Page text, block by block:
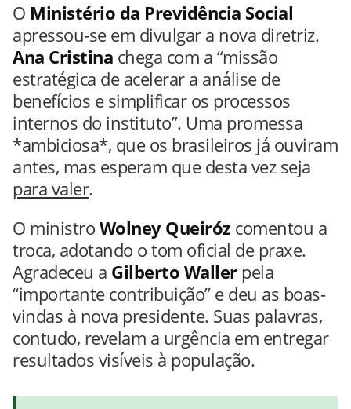
O Ministério da Previdência Social
apressou-se em divulgar a nova diretriz.
Ana Cristina chega com a “missão
estratégica de acelerar a análise de
benefícios e simplificar os processos
internos do instituto”. Uma promessa
*ambiciosa*, que os brasileiros já ouviram
antes, mas esperam que desta vez seja
para valer.
O ministro Wolney Queiróz comentou a
troca, adotando o tom oficial de praxe.
Agradeceu a Gilberto Wallerpela
“importante contribuição” e deu as boas-
vindas à nova presidente. Suas palavras,
contudo, revelam a urgência em entregar
resultados visíveis à população.